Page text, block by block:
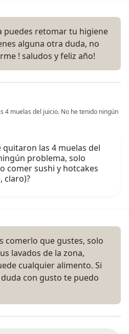
puedes retomar tu higiene
alguna otra duda, no
! saludos y feliz año!
4 muelas del juicio. No he tenido ningún
quitaron las 4 muelas del
problema, solo
comer sushi y hotcakes
claro)?
comerlo que gustes, solo
lavados de la zona,
cualquier alimento. Si
con gusto te puedo